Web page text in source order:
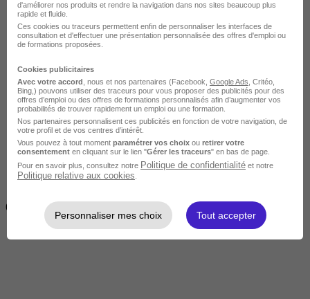
Intermédiaire
( 70h à 560h)
d'améliorer nos produits et rendre la navigation dans nos sites beaucoup plus
rapide et fluide.
Ces cookies ou traceurs permettent enfin de personnaliser les interfaces de
consultation et d'effectuer une présentation personnalisée des offres d'emploi ou
de formations proposées.
Cookies publicitaires
Avec votre accord , nous et nos partenaires (Facebook, Google Ads , Critéo,
Bing,) pouvons utiliser des traceurs pour vous proposer des publicités pour des
offres d’emploi ou des offres de formations personnalisés afin d’augmenter vos
probabilités de trouver rapidement un emploi ou une formation.
Nos partenaires personnalisent ces publicités en fonction de votre navigation, de
votre profil et de vos centres d’intérêt.
Vous pouvez à tout moment paramétrer vos choix ou retirer votre
consentement en cliquant sur le lien "Gérer les traceurs" en bas de page.
Pour en savoir plus, consultez notre Politique de confidentialité et notre
Politique relative aux cookies
Personnaliser mes choix Tout accepter